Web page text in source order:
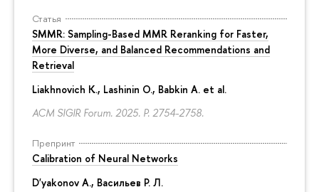
Статья
SMMR: Sampling-Based MMR Reranking for Faster,
More Diverse, and Balanced Recommendations and
Retrieval
Liakhnovich K., Lashinin O., Babkin A. et al.
ACM SIGIR Forum. 2025. P. 2754-2758.
Препринт
Calibration of Neural Networks
D'yakonov A., Васильев Р. Л.